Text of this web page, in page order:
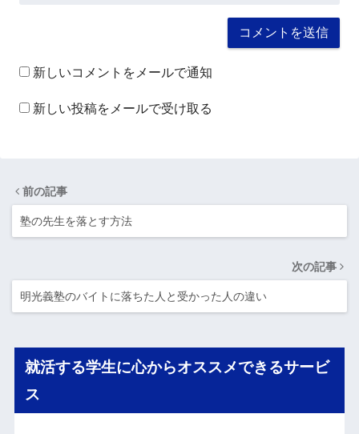
新しいコメントをメールで通知
新しい投稿をメールで受け取る
前の記事
塾の先生を落とす方法
次の記事
明光義塾のバイトに落ちた人と受かった人の違い
就活する学生に心からオススメできるサービ
ス